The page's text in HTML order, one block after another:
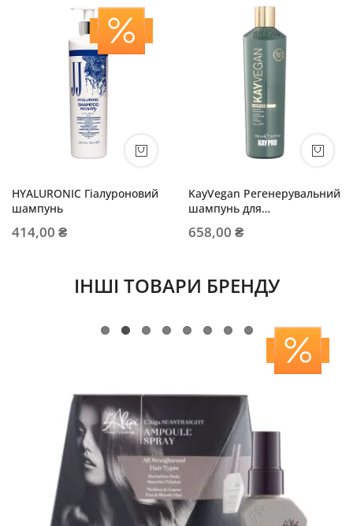
HYALURONIC Гіалуроновий
шампунь
414,00 ₴
KayVegan Регенерувальний
шампунь для
658,00 ₴
ІНШІ ТОВАРИ БРЕНДУ